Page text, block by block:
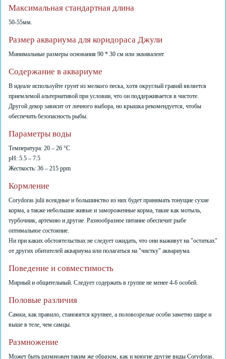
Максимальная стандартная длина
50-55мм.
Размер аквариума для коридораса Джули
Минимальные размеры основания 90 * 30 см или эквивалент
Содержание в аквариуме
В идеале используйте грунт из мелкого песка, хотя округлый гравий является
приемлемой альтернативой при условии, что он поддерживается в чистоте.
Другой декор зависит от личного выбора, но крышка рекомендуется, чтобы
обеспечить безопасность рыбы.
Параметры воды
Температура: 20 – 26 °C
pH: 5.5 – 7.5
Жесткость: 36 – 215 ppm
Кормление
Corydoras julii всеядные и большинство из них будет принимать тонущие сухие
корма, а также небольшие живые и замороженные корма, такие как мотыль,
турбочник, артемию и другие. Разнообразное питание обеспечит рыбе
оптимальное состояние.
Ни при каких обстоятельствах не следует ожидать, что они выживут на "остатках"
от других обитателей аквариума или полагаться на "чистку" аквариума.
Поведение и совместимость
Мирный и общительный. Следует содержать в группе не менее 4-6 особей.
Половые различия
Самки, как правило, становятся крупнее, а половозрелые особи заметно шире и
выше в теле, чем самцы.
Размножение
Может быть размножен таким же образом, как и многие другие виды Corydoras.